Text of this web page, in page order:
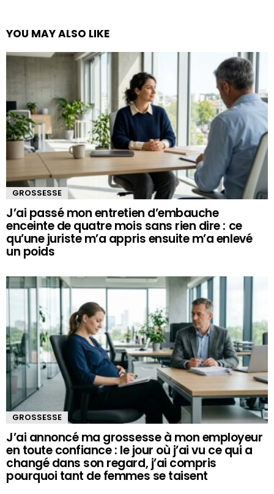
YOU MAY ALSO LIKE
GROSSESSE
J’ai passé mon entretien d’embauche
enceinte de quatre mois sans rien dire : ce
qu’une juriste m’a appris ensuite m’a enlevé
un poids
GROSSESSE
J’ai annoncé ma grossesse à mon employeur
en toute confiance : le jour où j’ai vu ce qui a
changé dans son regard, j’ai compris
pourquoi tant de femmes se taisent